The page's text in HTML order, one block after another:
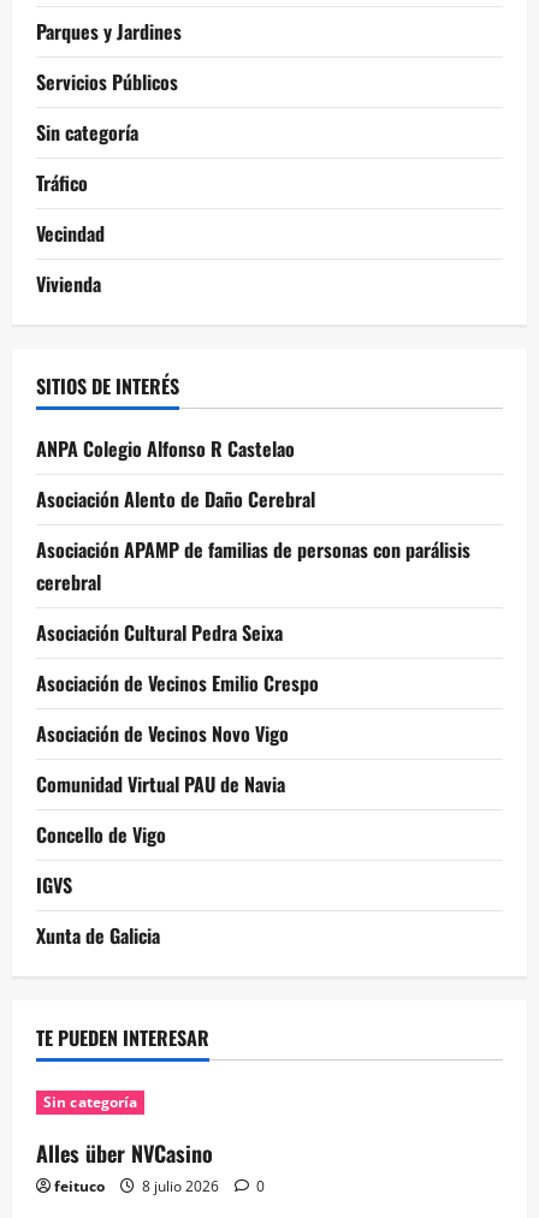
Parques y Jardines
Servicios Públicos
Sin categoría
Tráfico
Vecindad
Vivienda
SITIOS DE INTERÉS
ANPA Colegio Alfonso R Castelao
Asociación Alento de Daño Cerebral
Asociación APAMP de familias de personas con parálisis
cerebral
Asociación Cultural Pedra Seixa
Asociación de Vecinos Emilio Crespo
Asociación de Vecinos Novo Vigo
Comunidad Virtual PAU de Navia
Concello de Vigo
IGVS
Xunta de Galicia
TE PUEDEN INTERESAR
Sin categoría
Alles über NVCasino
feituco 8 julio 2026 0